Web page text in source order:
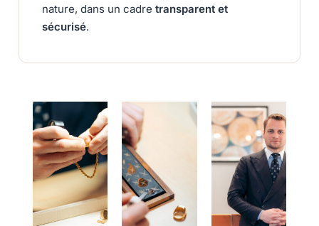
nature, dans un cadre transparent et
sécurisé.